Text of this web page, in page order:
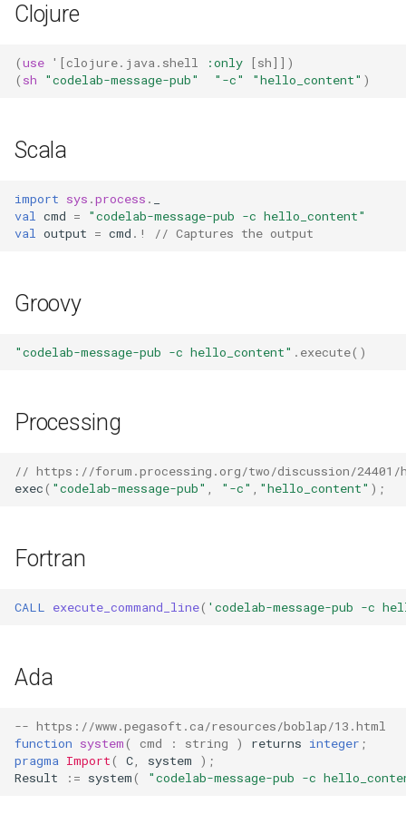
Clojure
(use ' [clojure.java.shell :only [sh]])
( sh "codelab-message-pub" "-c" "hello_content" )
Scala
import sys .process .
val
cmd =
"codelab-message-pub -c hello_content"
val
output = cmd . ! // Captures the output
Groovy
"codelab-message-pub -c hello_content" . execute()
Processing
// https://forum.processing.org/two/discussion/24401/
exec( "codelab-message-pub" "-c" "hello_content" );
Fortran
CALL execute_command_line( 'codelab-message-pub -c
Ada
-- https://www.pegasoft.ca/resources/boblap/13.html
function system( cmd : string ) returns integer ;
pragma Import( C system
);
Result
:= system( "codelab-message-pub -c